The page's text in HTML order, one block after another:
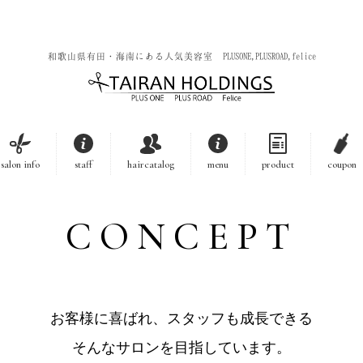
和歌山県有田・海南にある人気美容室 PLUSONE,PLUSROAD,felice
salon info staff haircatalog menu product coupon
CONCEPT
お客様に喜ばれ、スタッフも成長できる
そんなサロンを目指しています。